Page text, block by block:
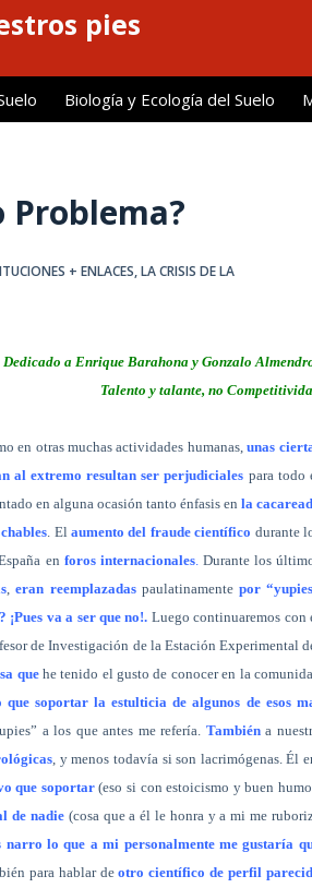
pies
Biología y Ecología del Suelo
Problema?
+ ENLACES,LA CRISIS DE LA
Dedicado a Enrique Barahona y Gonzalo
Talento y talante, no
en otras muchas actividades humanas, unas
al extremo resultan ser perjudiciales para todo
en alguna ocasión tanto énfasis en la
. Elaumento del fraude científico durante
en foros internacionales. Durante los
,eran reemplazadaspaulatinamente por
va a ser que no!. Luego continuaremos con
de Investigación de la Estación Experimental
quehe tenido el gusto de conocer en la
que soportar la estulticia de algunos de esos
a los que antes me refería. Tambiéna
, y menos todavía si son lacrimógenas. Él
que soportar(eso si con estoicismo y buen
de nadie (cosa que a él le honra y a mi me
lo que a mi personalmente me gustaría
para hablar deotro científico de perfil